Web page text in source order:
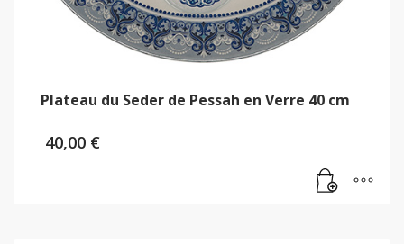
Plateau du Seder de Pessah en Verre 40 cm
40,00 €